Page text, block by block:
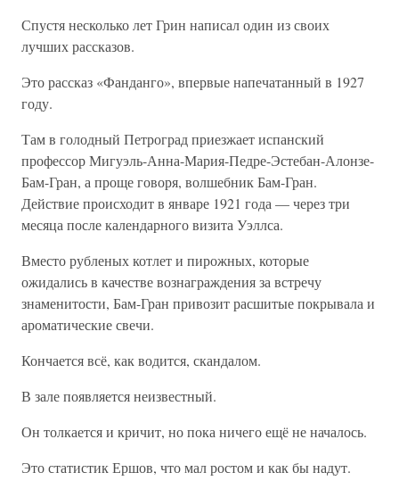
Спустя несколько лет Грин написал один из своих
лучших рассказов.
Это рассказ «Фанданго», впервые напечатанный в 1927
году.
Там в голодный Петроград приезжает испанский
профессор Мигуэль-Анна-Мария-Педре-Эстебан-Алонзе-
Бам-Гран, а проще говоря, волшебник Бам-Гран.
Действие происходит в январе 1921 года — через три
месяца после календарного визита Уэллса.
Вместо рубленых котлет и пирожных, которые
ожидались в качестве вознаграждения за встречу
знаменитости, Бам-Гран привозит расшитые покрывала и
ароматические свечи.
Кончается всё, как водится, скандалом.
В зале появляется неизвестный.
Он толкается и кричит, но пока ничего ещё не началось.
Это статистик Ершов, что мал ростом и как бы надут.